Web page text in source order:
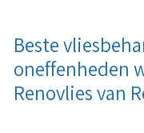
Beste
oneffenheden
Renovlies van